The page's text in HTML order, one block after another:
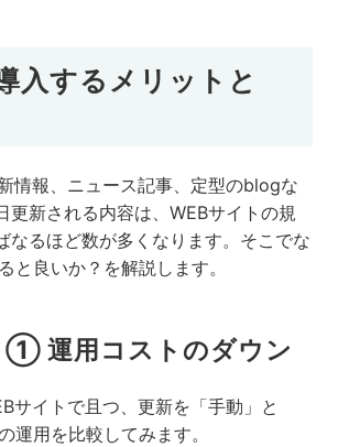
入するメリットと
情報、ニュース記事、定型のblogな
更新される内容は、WEBサイトの規
なるほど数が多くなります。そこでな
と良いか？を解説します。
① 運用コストのダウン
サイトで且つ、更新を「手動」と
運用を比較してみます。